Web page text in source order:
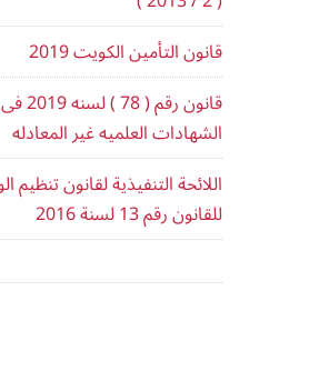
قانون التأمين الكويت 2019
الشهادات العلميه غير المعادله
اللائحة التنفيذية لقانون تنظيم
للقانون رقم 13 لسنة 2016